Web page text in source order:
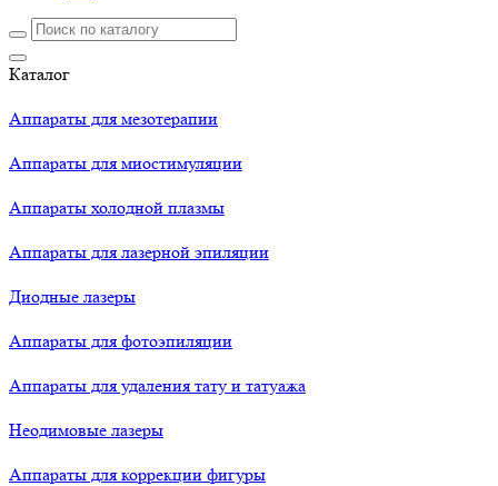
Каталог
Аппараты для мезотерапии
Аппараты для миостимуляции
Аппараты холодной плазмы
Аппараты для лазерной эпиляции
Диодные лазеры
Аппараты для фотоэпиляции
Аппараты для удаления тату и татуажа
Неодимовые лазеры
Аппараты для коррекции фигуры